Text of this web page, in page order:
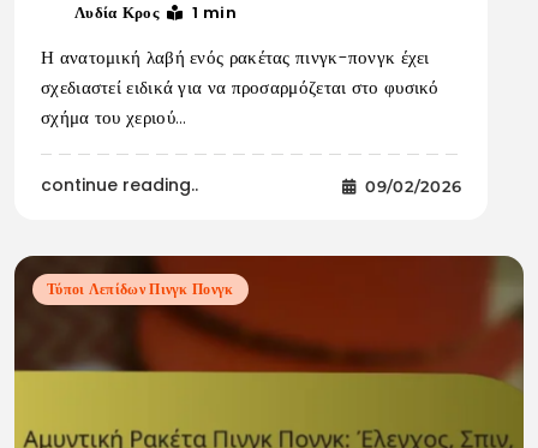
Λυδία Κρος 1 min
Η ανατομική λαβή ενός ρακέτας πινγκ-πονγκ έχει
σχεδιαστεί ειδικά για να προσαρμόζεται στο φυσικό
σχήμα του χεριού…
continue reading.. 09/02/2026
Τύποι Λεπίδων Πινγκ Πονγκ